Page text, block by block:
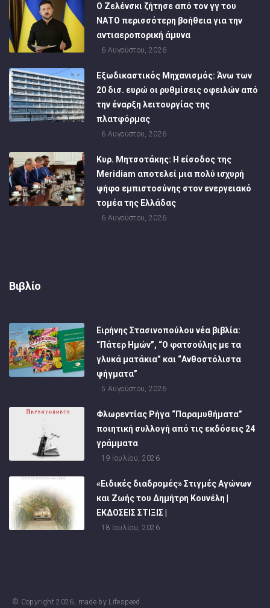
Ο Ζελένσκι ζήτησε από τον γγ του
ΝΑΤΟ περισσότερη βοήθεια για την
αντιαεροπορική άμυνα
6 Αυγούστου, 2026
Εξωδικαστικός Μηχανισμός: Άνω των
20 δισ. ευρώ οι ρυθμίσεις οφειλών από
την έναρξη λειτουργίας της
πλατφόρμας
6 Αυγούστου, 2026
Κυρ. Μητσοτάκης: Η είσοδος της
Meridiam αποτελεί μια πολύ ισχυρή
ψήφο εμπιστοσύνης στον ενεργειακό
τομέα της Ελλάδας
6 Αυγούστου, 2026
Βιβλίο
Ειρήνης Στασινοπούλου νέα βιβλία:
“Πάτερ Ημών”, “Ο φατσούλης με τα
γλυκά ματάκια” και “Ανθοστόλιστα
ψήγματα”
5 Αυγούστου, 2026
Φλωρεντίας Ρήγα “Παραμυθήματα”
ποιητική συλλογή από τις εκδόσεις 24
γράμματα
19 Ιουλίου, 2026
«Ειδικές διαδρομές» Στιγμές Αγώνων
και Ζωής του Δημήτρη Κουνέλη |
ΕΚΔΟΣΕΙΣ ΣΤΙΞΙΣ |
18 Ιουλίου, 2026
© Copyright2026 , made by Lifespeed